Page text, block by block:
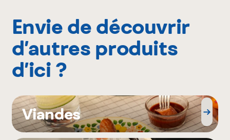
Envie de découvrir
d’autres produits
d’ici ?
Viandes